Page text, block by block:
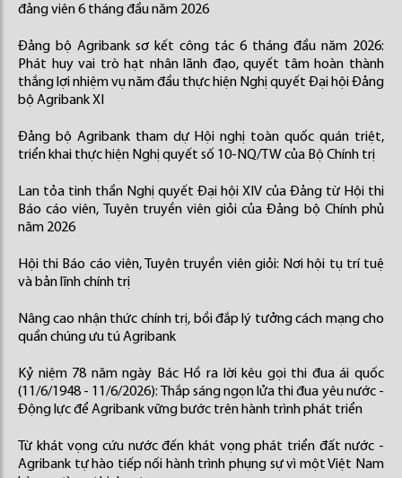
đảng viên 6 tháng đầu năm 2026
Đảng bộ Agribank sơ kết công tác 6 tháng đầu năm 2026:
Phát huy vai trò hạt nhân lãnh đạo, quyết tâm hoàn thành
thắng lợi nhiệm vụ năm đầu thực hiện Nghị quyết Đại hội Đảng
bộ Agribank XI
Đảng bộ Agribank tham dự Hội nghị toàn quốc quán triệt,
triển khai thực hiện Nghị quyết số 10-NQ/TW của Bộ Chính trị
Lan tỏa tinh thần Nghị quyết Đại hội XIV của Đảng từ Hội thi
Báo cáo viên, Tuyên truyền viên giỏi của Đảng bộ Chính phủ
năm 2026
Hội thi Báo cáo viên, Tuyên truyền viên giỏi: Nơi hội tụ trí tuệ
và bản lĩnh chính trị
Nâng cao nhận thức chính trị, bồi đắp lý tưởng cách mạng cho
quần chúng ưu tú Agribank
Kỷ niệm 78 năm ngày Bác Hồ ra lời kêu gọi thi đua ái quốc
(11/6/1948 - 11/6/2026): Thắp sáng ngọn lửa thi đua yêu nước -
Động lực để Agribank vững bước trên hành trình phát triển
Từ khát vọng cứu nước đến khát vọng phát triển đất nước -
Agribank tự hào tiếp nối hành trình phụng sự vì một Việt Nam